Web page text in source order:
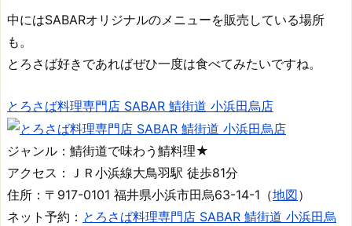
中にはSABARオリジナルのメニューを販売している場所
も。
とろさば好きであればぜひ一度は食べてみたいですね。
とろさば料理専門店 SABAR 鯖街道 小浜田烏店
ジャンル：鯖街道で味わう鯖料理★
アクセス：ＪＲ小浜線大鳥羽駅 徒歩81分
住所：〒917-0101 福井県小浜市田烏63-14-1（地図）
ネット予約： とろさば料理専門店 SABAR 鯖街道 小浜田烏